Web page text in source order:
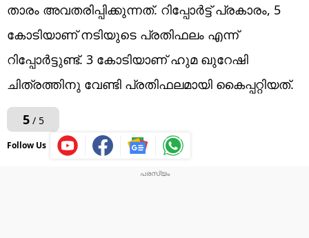
താരം അവതരിപ്പിക്കുന്നത്. റിപ്പോര്‍ട്ട് പ്രകാരം, 5
കോടിയാണ് നടിയുടെ പ്രതിഫലം എന്ന്
റിപ്പോർട്ടുണ്ട്. 3 കോടിയാണ് ഹുമ ഖുറേഷി
ചിത്രത്തിനു വേണ്ടി പ്രതിഫലമായി കൈപ്പറ്റിയത്.
5/ 5
Follow Us